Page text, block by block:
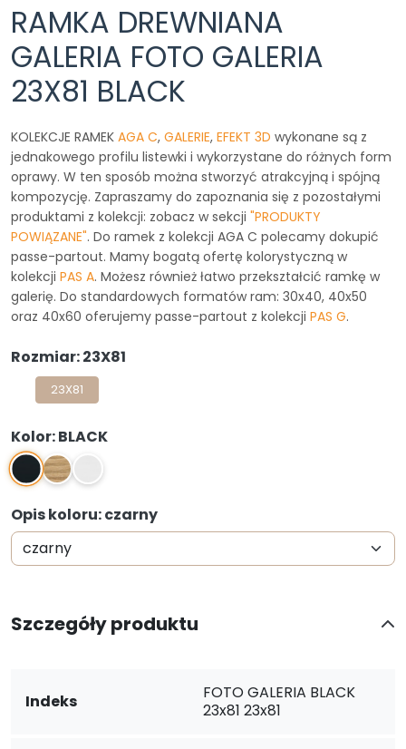
RAMKA DREWNIANA
GALERIA FOTO GALERIA
23X81 BLACK
KOLEKCJE RAMEK AGA C, GALERIE, EFEKT 3D wykonane są z
jednakowego profilu listewki i wykorzystane do różnych form
oprawy. W ten sposób można stworzyć atrakcyjną i spójną
kompozycję. Zapraszamy do zapoznania się z pozostałymi
produktami z kolekcji: zobacz w sekcji "PRODUKTY
POWIĄZANE". Do ramek z kolekcji AGA C polecamy dokupić
passe-partout. Mamy bogatą ofertę kolorystyczną w
kolekcji PAS A. Możesz również łatwo przekształcić ramkę w
galerię. Do standardowych formatów ram: 30x40, 40x50
oraz 40x60 oferujemy passe-partout z kolekcji PAS G.
Rozmiar: 23X81
23X81
Kolor: BLACK
BLACKNATURAL
Opis koloru: czarny
Szczegóły produktu
Indeks
FOTO GALERIA BLACK
23x81 23x81